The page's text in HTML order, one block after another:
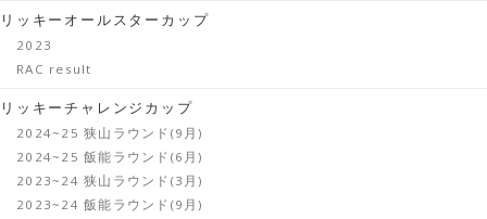
リッキーオールスターカップ
2023
RAC result
リッキーチャレンジカップ
2024~25 狭山ラウンド(9月)
2024~25 飯能ラウンド(6月)
2023~24 狭山ラウンド(3月)
2023~24 飯能ラウンド(9月)